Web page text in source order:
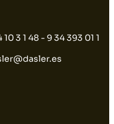
10 3 1 48 - 9 34 393 01 1